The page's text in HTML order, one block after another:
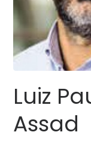
Luiz
Assad